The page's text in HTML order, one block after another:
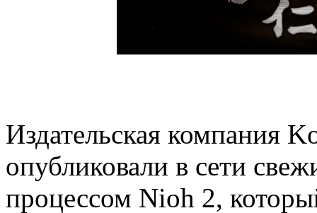
Издательская компания
опубликовали в сети
процессом Nioh 2,